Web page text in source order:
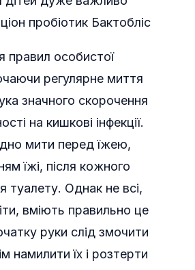
пробіотик Бактобліс
правил особистої
регулярне миття
значного скорочення
на кишкові інфекції.
мити перед їжею,
їжі, після кожного
туалету. Однак не всі,
вміють правильно це
руки слід змочити
намилити їх і розтерти